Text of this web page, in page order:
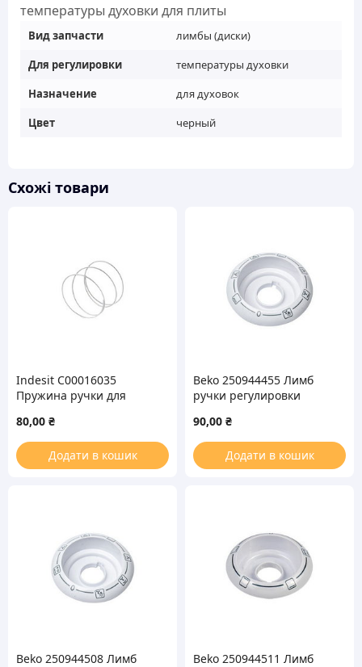
температуры духовки для плиты
Вид запчасти
лимбы (диски)
Для регулировки
температуры духовки
Назначение
для духовок
Цвет
черный
Схожі товари
Indesit C00016035
Пружина ручки для
80,00 ₴
Додати в кошик
Beko 250944455 Лимб
ручки регулировки
плиты
90,00 ₴
Додати в кошик
Beko 250944508 Лимб
Beko 250944511 Лимб